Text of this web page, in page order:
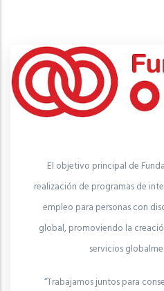
El objetivo principal de
realización de programas de
empleo para personas con
global, promoviendo la
servicios
“Trabajamos juntos para